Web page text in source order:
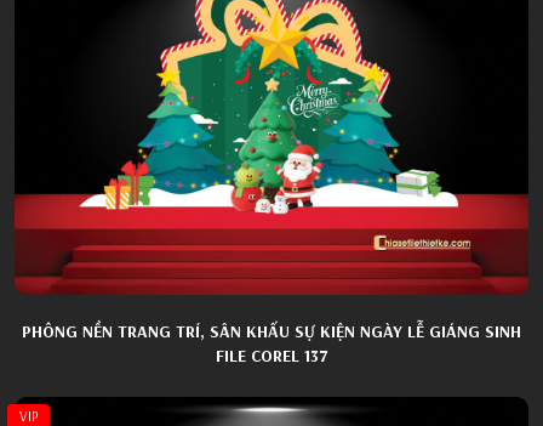
PHÔNG NỀN TRANG TRÍ, SÂN KHẤU SỰ KIỆN NGÀY LỄ GIÁNG SINH
FILE COREL 137
VIP